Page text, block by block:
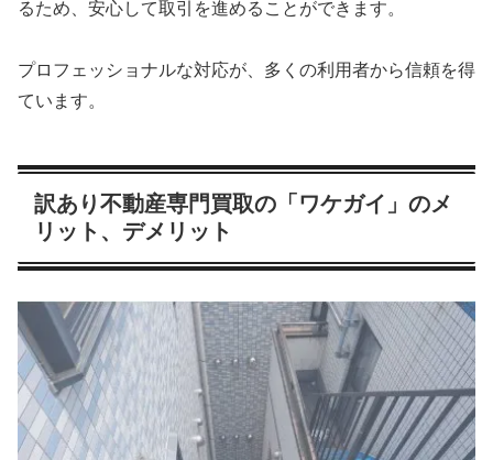
るため、安心して取引を進めることができます。
プロフェッショナルな対応が、多くの利用者から信頼を得
ています。
訳あり不動産専門買取の「ワケガイ」のメ
リット、デメリット